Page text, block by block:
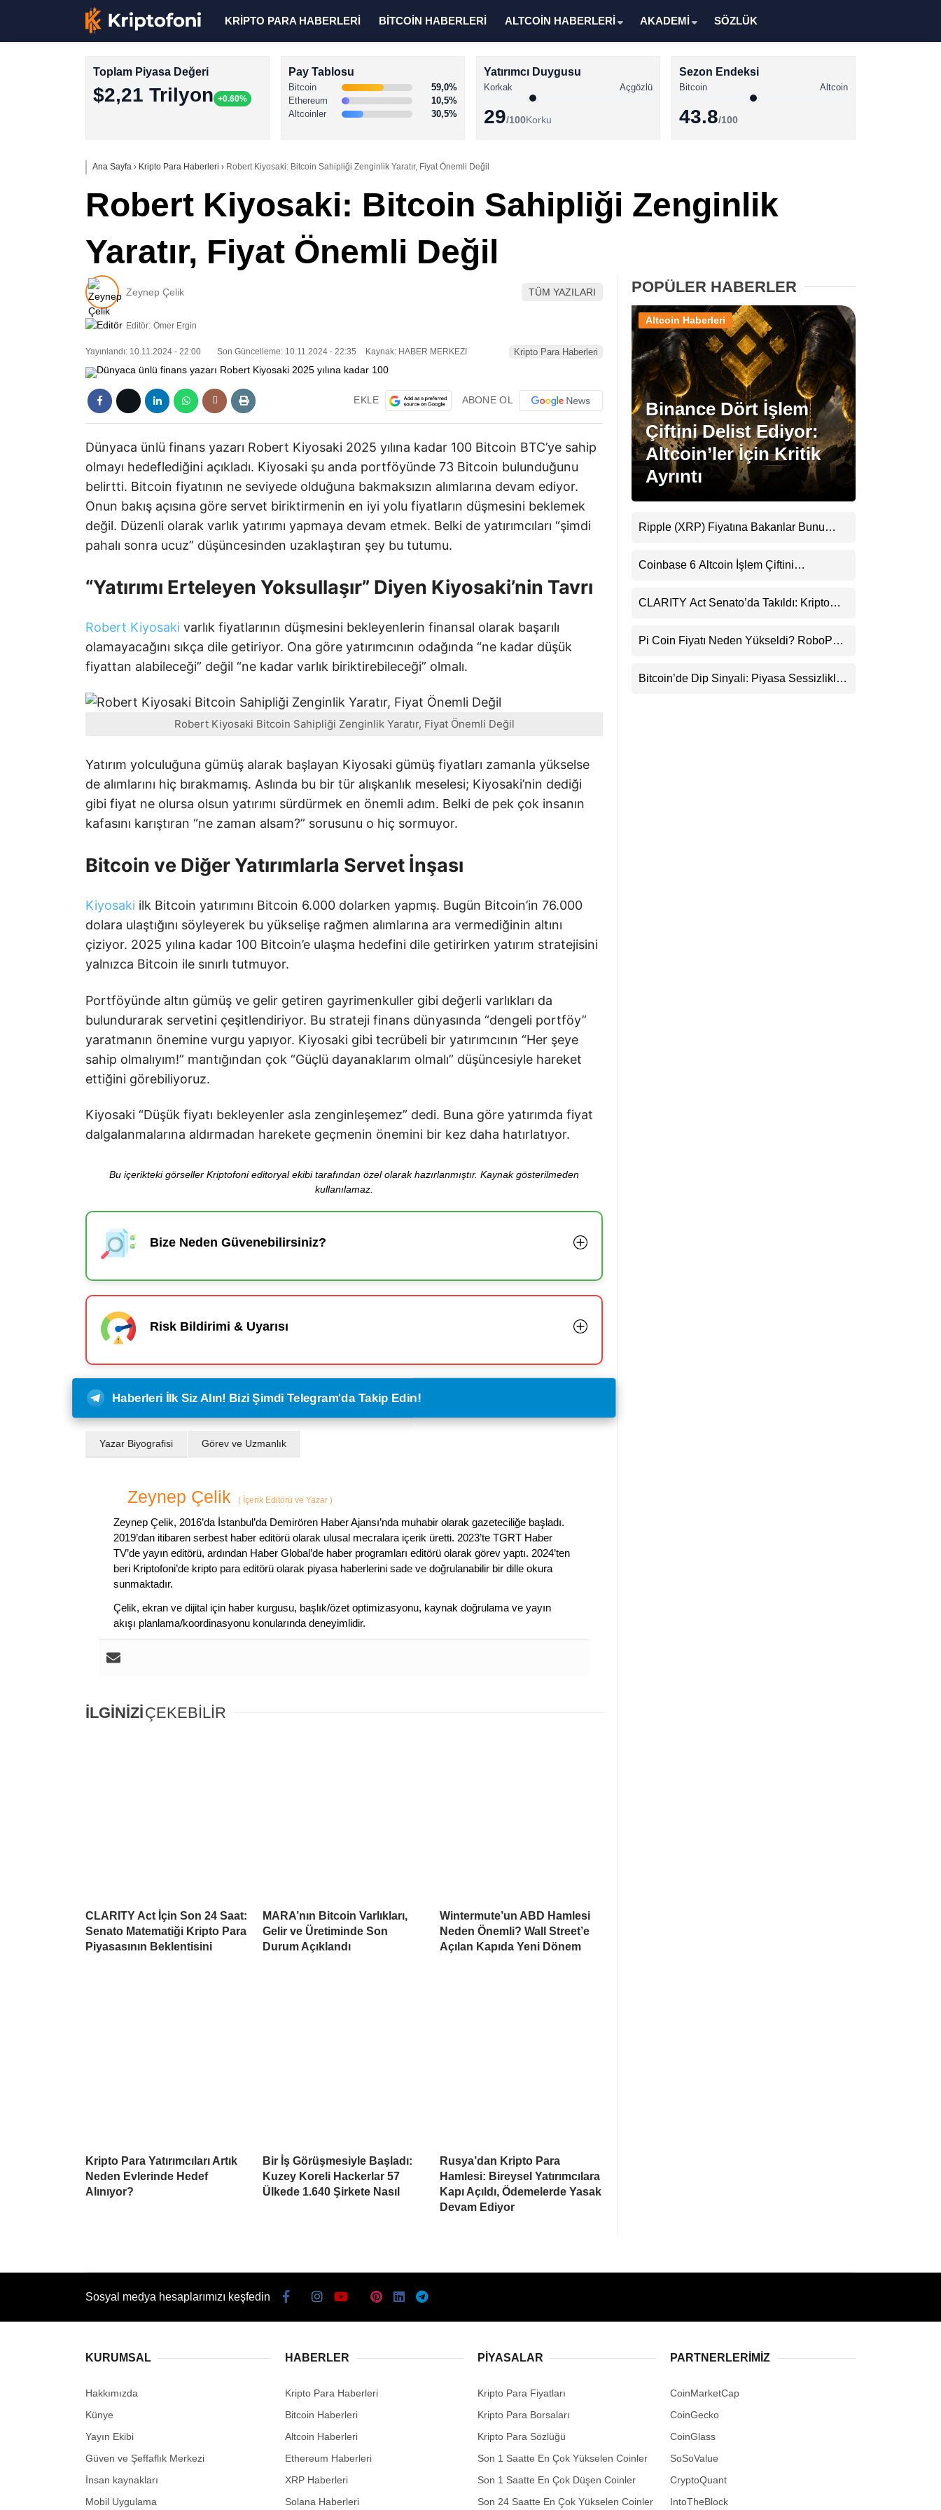
XRP Haberleri
Memecoin Haberleri
Stablecoin Haberleri
Facebook
Instagram
LinkedIn
Telegram
KRİPTO PARA HABERLERİ BİTCOİN HABERLERİ ALTCOİN HABERLERİ AKADEMİ SÖZLÜK
Toplam Piyasa Değeri
$2,21 Trilyon +0.60%
Pay Tablosu
Bitcoin
59,0%
Ethereum
10,5%
Altcoinler
30,5%
Yatırımcı Duygusu
Korkak Açgözlü
29/100Korku
Sezon Endeksi
Bitcoin Altcoin
43.8/100
Ana Sayfa › Kripto Para Haberleri › Robert Kiyosaki: Bitcoin Sahipliği Zenginlik Yaratır, Fiyat Önemli Değil
Robert Kiyosaki: Bitcoin Sahipliği Zenginlik
Yaratır, Fiyat Önemli Değil
Zeynep Çelik TÜM YAZILARI
Editör: Ömer Ergin
Yayınlandı: 10.11.2024 - 22:00 Son Güncelleme: 10.11.2024 - 22:35 Kaynak: HABER MERKEZI Kripto Para Haberleri
EKLE ABONE OL
Dünyaca ünlü finans yazarı Robert Kiyosaki 2025 yılına kadar 100 Bitcoin BTC’ye sahip
olmayı hedeflediğini açıkladı. Kiyosaki şu anda portföyünde 73 Bitcoin bulunduğunu
belirtti. Bitcoin fiyatının ne seviyede olduğuna bakmaksızın alımlarına devam ediyor.
Onun bakış açısına göre servet biriktirmenin en iyi yolu fiyatların düşmesini beklemek
değil. Düzenli olarak varlık yatırımı yapmaya devam etmek. Belki de yatırımcıları “şimdi
pahalı sonra ucuz” düşüncesinden uzaklaştıran şey bu tutumu.
“Yatırımı Erteleyen Yoksullaşır” Diyen Kiyosaki’nin Tavrı
Robert Kiyosaki varlık fiyatlarının düşmesini bekleyenlerin finansal olarak başarılı
olamayacağını sıkça dile getiriyor. Ona göre yatırımcının odağında “ne kadar düşük
fiyattan alabileceği” değil “ne kadar varlık biriktirebileceği” olmalı.
Robert Kiyosaki Bitcoin Sahipliği Zenginlik Yaratır, Fiyat Önemli Değil
Yatırım yolculuğuna gümüş alarak başlayan Kiyosaki gümüş fiyatları zamanla yükselse
de alımlarını hiç bırakmamış. Aslında bu bir tür alışkanlık meselesi; Kiyosaki’nin dediği
gibi fiyat ne olursa olsun yatırımı sürdürmek en önemli adım. Belki de pek çok insanın
kafasını karıştıran “ne zaman alsam?” sorusunu o hiç sormuyor.
Bitcoin ve Diğer Yatırımlarla Servet İnşası
Kiyosaki ilk Bitcoin yatırımını Bitcoin 6.000 dolarken yapmış. Bugün Bitcoin’in 76.000
dolara ulaştığını söyleyerek bu yükselişe rağmen alımlarına ara vermediğinin altını
çiziyor. 2025 yılına kadar 100 Bitcoin’e ulaşma hedefini dile getirirken yatırım stratejisini
yalnızca Bitcoin ile sınırlı tutmuyor.
Portföyünde altın gümüş ve gelir getiren gayrimenkuller gibi değerli varlıkları da
bulundurarak servetini çeşitlendiriyor. Bu strateji finans dünyasında “dengeli portföy”
yaratmanın önemine vurgu yapıyor. Kiyosaki gibi tecrübeli bir yatırımcının “Her şeye
sahip olmalıyım!” mantığından çok “Güçlü dayanaklarım olmalı” düşüncesiyle hareket
ettiğini görebiliyoruz.
Kiyosaki “Düşük fiyatı bekleyenler asla zenginleşemez” dedi. Buna göre yatırımda fiyat
dalgalanmalarına aldırmadan harekete geçmenin önemini bir kez daha hatırlatıyor.
Bu içerikteki görseller Kriptofoni editoryal ekibi tarafından özel olarak hazırlanmıştır. Kaynak gösterilmeden
kullanılamaz.
Bize Neden Güvenebilirsiniz?
Risk Bildirimi & Uyarısı
Haberleri İlk Siz Alın! Bizi Şimdi Telegram'da Takip Edin!
Yazar Biyografisi Görev ve Uzmanlık
Zeynep Çelik ( İçerik Editörü ve Yazar )
Zeynep Çelik, 2016’da İstanbul’da Demirören Haber Ajansı’nda muhabir olarak gazeteciliğe başladı.
2019’dan itibaren serbest haber editörü olarak ulusal mecralara içerik üretti. 2023’te TGRT Haber
TV’de yayın editörü, ardından Haber Global’de haber programları editörü olarak görev yaptı. 2024’ten
beri Kriptofoni’de kripto para editörü olarak piyasa haberlerini sade ve doğrulanabilir bir dille okura
sunmaktadır.
Çelik, ekran ve dijital için haber kurgusu, başlık/özet optimizasyonu, kaynak doğrulama ve yayın
akışı planlama/koordinasyonu konularında deneyimlidir.
İLGİNİZİÇEKEBİLİR
CLARITY Act İçin Son 24 Saat:
Senato Matematiği Kripto Para
Piyasasının Beklentisini
MARA’nın Bitcoin Varlıkları,
Gelir ve Üretiminde Son
Durum Açıklandı
Wintermute’un ABD Hamlesi
Neden Önemli? Wall Street’e
Açılan Kapıda Yeni Dönem
Kripto Para Yatırımcıları Artık
Neden Evlerinde Hedef
Alınıyor?
Bir İş Görüşmesiyle Başladı:
Kuzey Koreli Hackerlar 57
Ülkede 1.640 Şirkete Nasıl
Rusya’dan Kripto Para
Hamlesi: Bireysel Yatırımcılara
Kapı Açıldı, Ödemelerde Yasak
Devam Ediyor
POPÜLER HABERLER
Binance Dört İşlem
Çiftini Delist Ediyor:
Altcoin’ler İçin Kritik
Ayrıntı
Altcoin Haberleri
Ripple (XRP) Fiyatına Bakanlar Bunu
Uyarı
Coinbase 6 Altcoin İşlem Çiftini
CLARITY Act Senato’da Takıldı: Kripto
Pi Coin Fiyatı Neden Yükseldi? RoboPay
Destekledi
Bitcoin’de Dip Sinyali: Piyasa Sessizlikle
Sosyal medya hesaplarımızı keşfedin
KURUMSAL
Hakkımızda
Künye
Yayın Ekibi
Güven ve Şeffaflık Merkezi
İnsan kaynakları
Mobil Uygulama
HABERLER
Kripto Para Haberleri
Bitcoin Haberleri
Altcoin Haberleri
Ethereum Haberleri
XRP Haberleri
Solana Haberleri
PIYASALAR
Kripto Para Fiyatları
Kripto Para Borsaları
Kripto Para Sözlüğü
Son 1 Saatte En Çok Yükselen Coinler
Son 1 Saatte En Çok Düşen Coinler
Son 24 Saatte En Çok Yükselen Coinler
PARTNERLERIMIZ
CoinMarketCap
CoinGecko
CoinGlass
SoSoValue
CryptoQuant
IntoTheBlock